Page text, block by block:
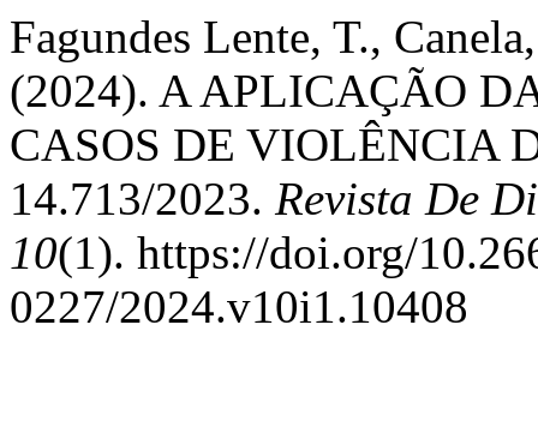
Fagundes Lente, T.,
(2024). A APLICAÇÃO
CASOS DE VIOLÊNCIA
14.713/2023. Revista De
10(1). https://doi.org/
0227/2024.v10i1.10408